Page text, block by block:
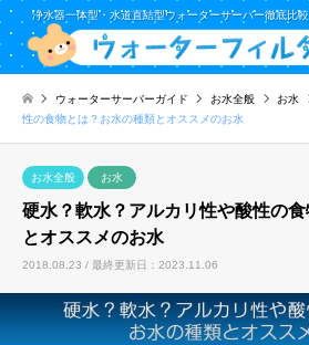
浄水器一体型・水道直結型ウォーターサーバー徹底比較
ウォーターサーバーガイド お水全般 お水
性の食物とは？お水の種類とオススメのお水
お水全般 お水
硬水？軟水？アルカリ性や酸性の
とオススメのお水
2018.08.23 / 最終更新日：2023.11.06